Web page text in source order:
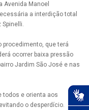
Avenida Manoel
a interdição total
Spinelli.
procedimento, que terá
ocorrer baixa pressão
Jardim São José e nas
todos e orienta aos
o desperdício.